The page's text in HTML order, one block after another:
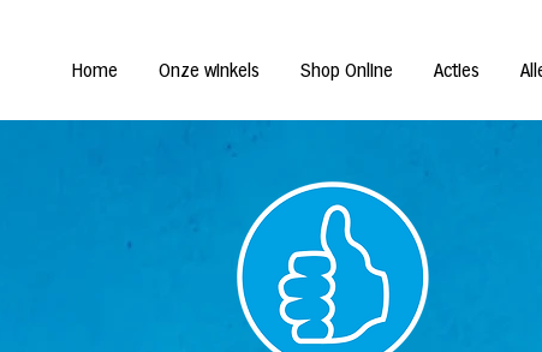
Home Onze winkels Shop Online Acties